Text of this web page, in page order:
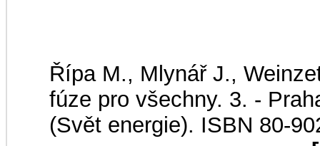
Řípa M., Mlynář J.,
fúze pro všechny. 3. -
(Svět energie). ISBN 80-